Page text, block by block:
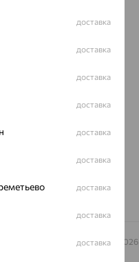
г. Липецк
дом «Кристалл»,2009 – 2026
доставка
доставка
доставка
доставка
доставка
доставка
доставка
доставка
доставка